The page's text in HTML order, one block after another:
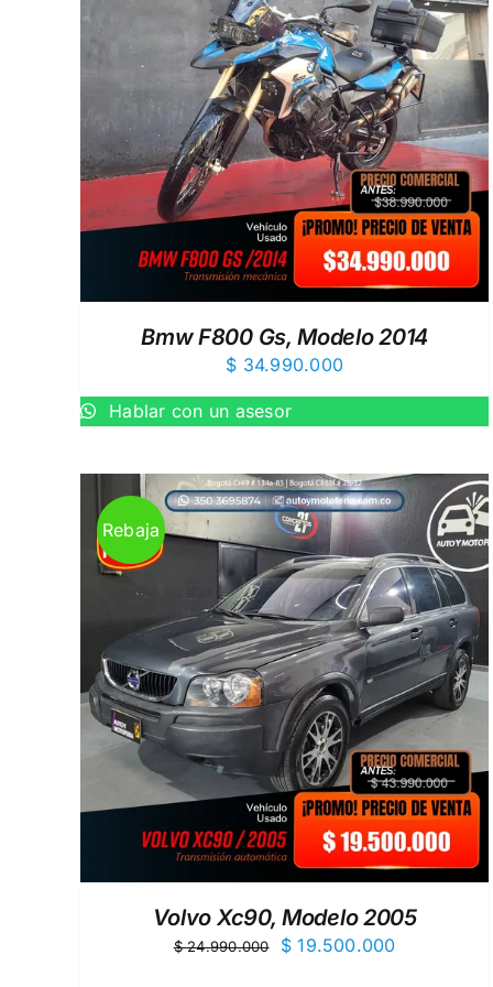
Bmw F800 Gs, Modelo 2014
$ 34.990.000
Hablar con un asesor
AÑADIR AL CARRITO / QUICK VIEW
Rebaja
Volvo Xc90, Modelo 2005
$24.990.000
El
$ 19.500.000El
AÑADIR AL CARRITO / QUICK VIEW